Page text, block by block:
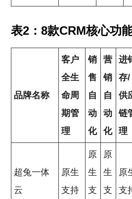
表2：8款CRM核心功
品牌名称
客户
全生
命周
期管
理
销
售
自
动
化
营
销
自
动
化
进
存/
供
链
理
超兔一体
云
原生
支持
原
生
支
原
生
支
原
支